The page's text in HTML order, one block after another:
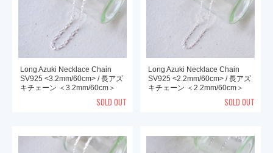
Long Azuki Necklace Chain
SV925 <3.2mm/60cm> / 長アズ
キチェーン ＜3.2mm/60cm＞
SOLD OUT
Long Azuki Necklace Chain
SV925 <2.2mm/60cm> / 長アズ
キチェーン ＜2.2mm/60cm＞
SOLD OUT